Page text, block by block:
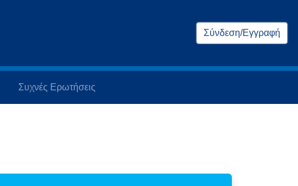
Σύνδεση/Εγγραφή
Συχνές Ερωτήσεις